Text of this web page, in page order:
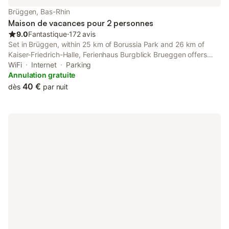
Brüggen, Bas-Rhin
Maison de vacances pour 2 personnes
9.0Fantastique⋅172 avis
Set in Brüggen, within 25 km of Borussia Park and 26 km of
Kaiser-Friedrich-Halle, Ferienhaus Burgblick Brueggen offers
accommodation with a garden as well as free private parking
for guests who drive.
WiFi Internet
Parking
Annulation gratuite
dès 40 € par nuit